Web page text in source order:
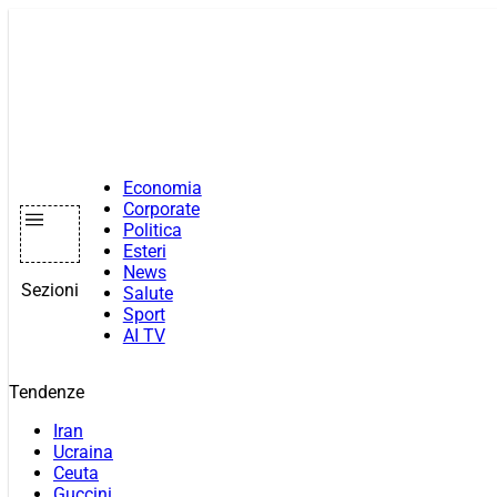
Sezioni
Economia
Corporate
Politica
Esteri
News
Salute
Sport
AI TV
Tendenze
Iran
Ucraina
Ceuta